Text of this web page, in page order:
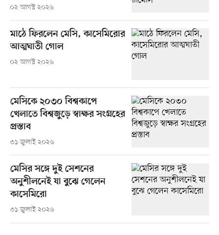
০২ আগস্ট ২০২৬
মাঠে ফিরলেন মেসি, কাসেমিরোর
আত্মঘাতী গোল
০২ আগস্ট ২০২৬
মেসিকে ২০৩০ বিশ্বকাপে
খেলাতে বিশ্বজুড়ে স্বাক্ষর সংগ্রহের
প্রস্তাব
৩১ জুলাই ২০২৬
মেসির সঙ্গে দুই সেশনের
অনুশীলনেই যা বুঝে গেলেন
কাসেমিরো
৩১ জুলাই ২০২৬